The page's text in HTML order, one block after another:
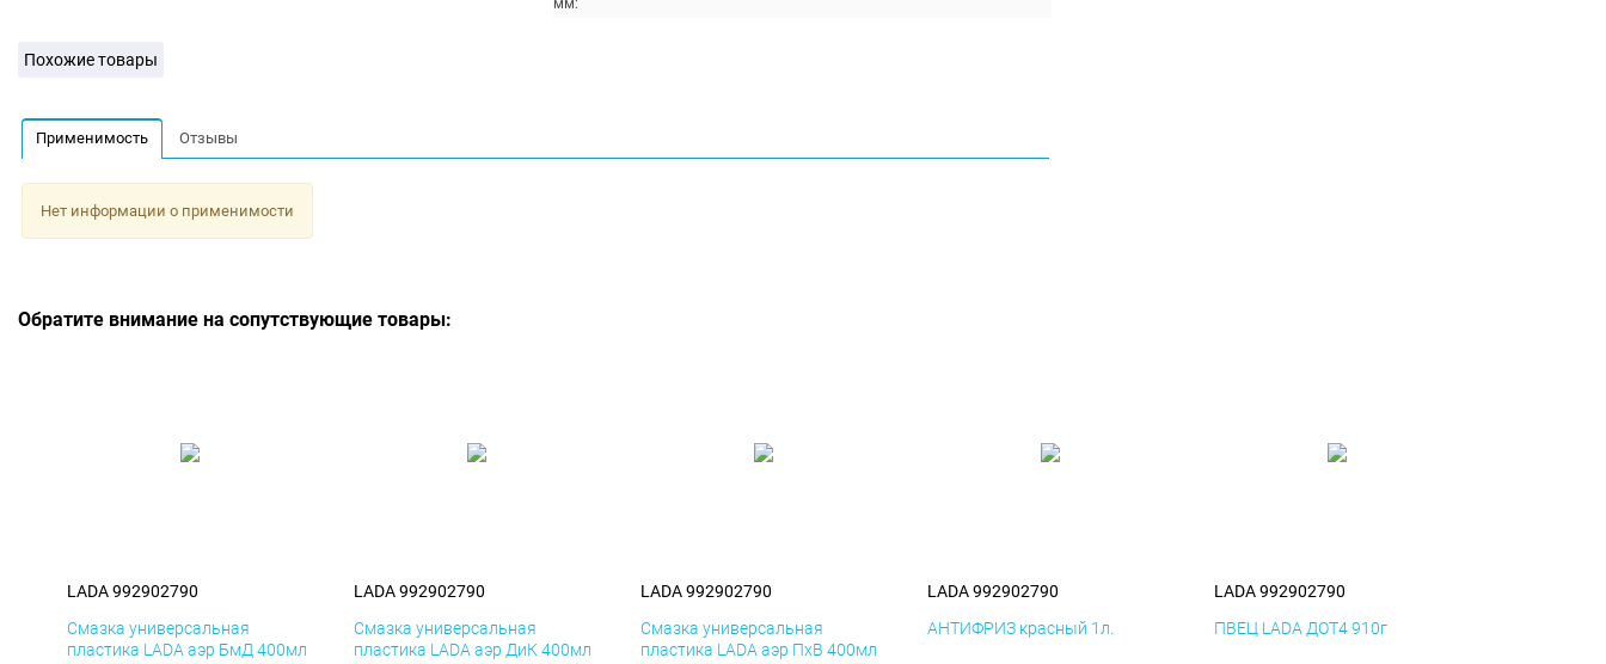
мм:
Похожие товары
Применимость Отзывы
Нет информации о применимости
Обратите внимание на сопутствующие товары:
LADA 992902790
Смазка универсальная
пластика LADA аэр БмД 400мл
LADA 992902790
Смазка универсальная
пластика LADA аэр ДиК 400мл
LADA 992902790
Смазка универсальная
пластика LADA аэр ПхВ 400мл
LADA 992902790
АНТИФРИЗ красный 1л.
LADA 992902790
ПВЕЦ LADA ДОТ4 910г